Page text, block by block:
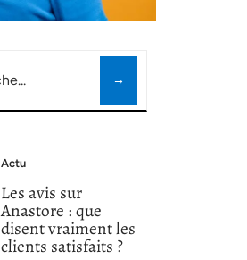
Actu
Les avis sur
Anastore : que
disent vraiment les
clients satisfaits ?